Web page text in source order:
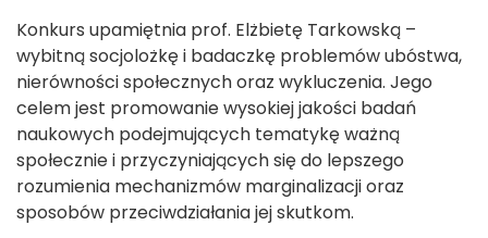
Konkurs upamiętnia prof. Elżbietę Tarkowską –
wybitną socjolożkę i badaczkę problemów ubóstwa,
nierówności społecznych oraz wykluczenia. Jego
celem jest promowanie wysokiej jakości badań
naukowych podejmujących tematykę ważną
społecznie i przyczyniających się do lepszego
rozumienia mechanizmów marginalizacji oraz
sposobów przeciwdziałania jej skutkom.